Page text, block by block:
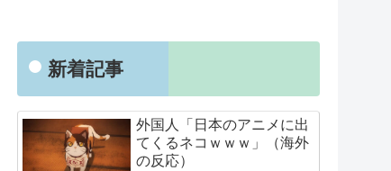
新着記事
外国人「日本のアニメに出
てくるネコｗｗｗ」（海外
の反応）